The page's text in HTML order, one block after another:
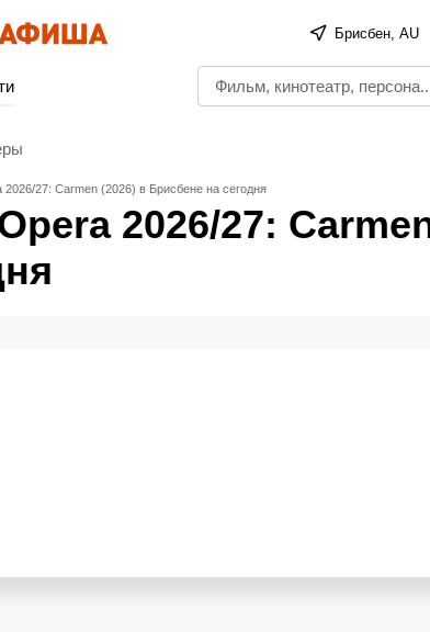
Брисбен, AU
27: Carmen (2026) в Брисбене на сегодня
2026/27: